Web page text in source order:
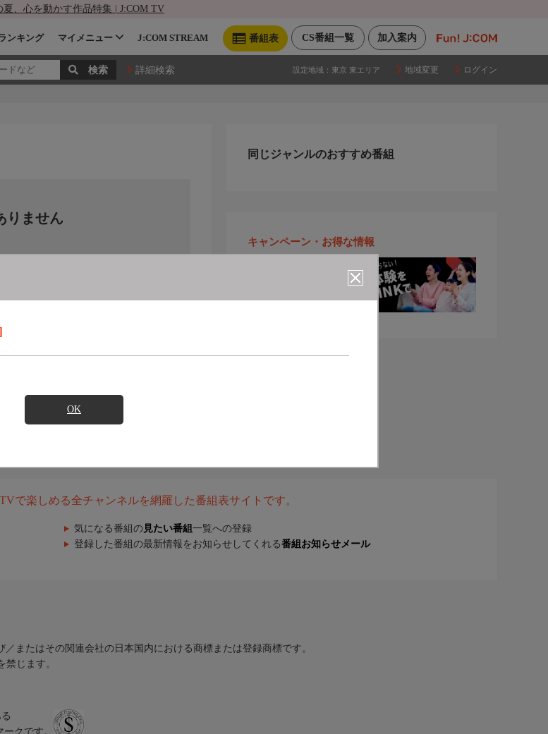
夏、心を動かす作品特集 | J:COM TV
加入案内
CS番組一覧
番組表
ンキング マイメニュー J:COM STREAM
詳細検索 設定地域： 東京 東エリア 地域変更 ログイン
OK
りません
同じジャンルのおすすめ番組
キャンペーン・お得な情報
で楽しめる全チャンネルを網羅した番組表サイトです。
気になる番組の 見たい番組 一覧への登録
登録した番組の最新情報をお知らせしてくれる番組お知らせメール
またはその関連会社の日本国内における商標または登録商標です。
じます。
クです。